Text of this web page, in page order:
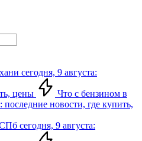
сегодня, 9 августа:
цены
Что с бензином в
последние новости, где купить,
сегодня, 9 августа: